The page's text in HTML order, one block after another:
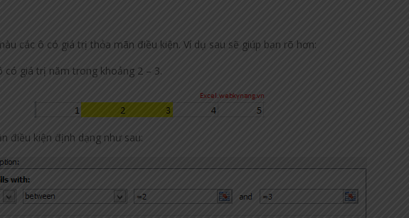
các ô có giá trị thỏa mãn điều kiện. Ví dụ sau sẽ giúp bạn rõ hơn:
giá trị năm trong khoảng 2 – 3.
điều kiện định dạng như sau: